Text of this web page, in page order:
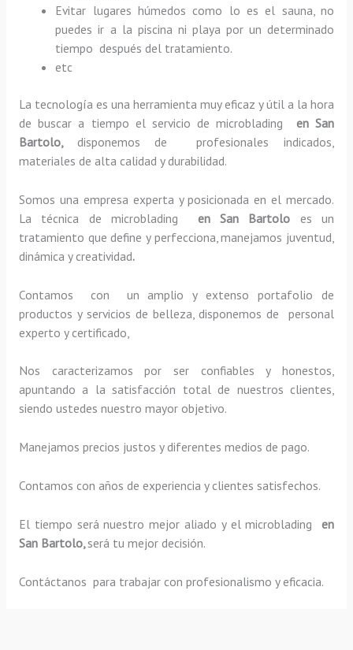
Evitar lugares húmedos como lo es el sauna, no
puedes ir a la piscina ni playa por un determinado
tiempo después del tratamiento.
etc
La tecnología es una herramienta muy eficaz y útil a la hora
de buscar a tiempo el servicio de microblading en San
Bartolo, disponemos de profesionales indicados,
materiales de alta calidad y durabilidad.
Somos una empresa experta y posicionada en el mercado.
La técnica de microblading en San Bartolo es un
tratamiento que define y perfecciona, manejamos juventud,
dinámica y creatividad.
Contamos con un amplio y extenso portafolio de
productos y servicios de belleza, disponemos de personal
experto y certificado,
Nos caracterizamos por ser confiables y honestos,
apuntando a la satisfacción total de nuestros clientes,
siendo ustedes nuestro mayor objetivo.
Manejamos precios justos y diferentes medios de pago.
Contamos con años de experiencia y clientes satisfechos.
El tiempo será nuestro mejor aliado y elmicroblading en
San Bartolo, será tu mejor decisión.
Contáctanos para trabajar con profesionalismo y eficacia.